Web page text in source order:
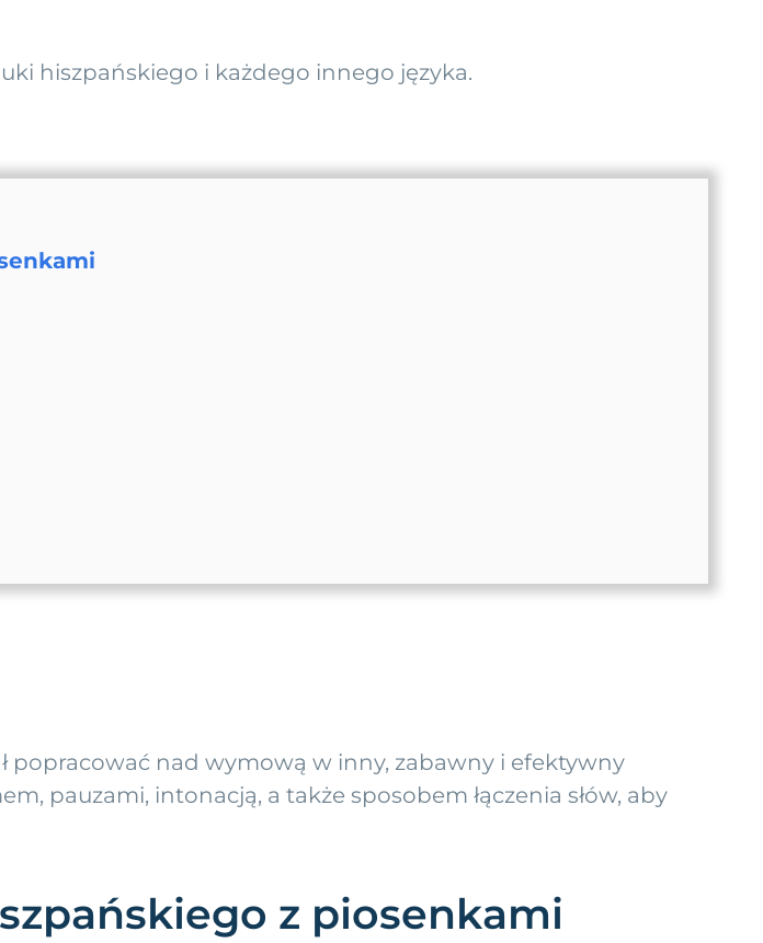
hiszpańskiego i każdego innego języka.
popracować nad wymową w inny, zabawny i efektywny
pauzami, intonacją, a także sposobem łączenia słów, aby
z piosenkami